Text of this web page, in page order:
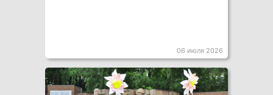
06 июля 2026